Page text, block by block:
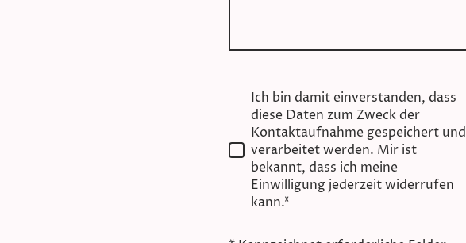
Ich bin damit einverstanden, dass
diese Daten zum Zweck der
Kontaktaufnahme gespeichert und
verarbeitet werden. Mir ist
bekannt, dass ich meine
Einwilligung jederzeit widerrufen
kann.*